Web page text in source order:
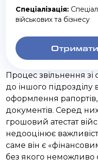
Спеціалізація:
військових та бізнесу
Процес звільнення
до іншого
оформлення
документів. Серед
грошовий атестат
недооцінює
саме він є
без якого неможливо